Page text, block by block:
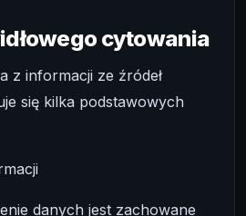
cytowania
z informacji ze źródeł
się kilka podstawowych
danych jest zachowane